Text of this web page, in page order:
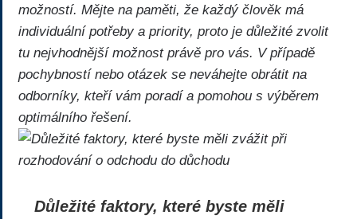
možností. Mějte na paměti, že každý člověk má
individuální potřeby a priority, proto je důležité zvolit
tu nejvhodnější možnost právě pro vás. V případě
pochybností nebo otázek se neváhejte obrátit na
odborníky, kteří vám poradí a pomohou s výběrem
optimálního řešení.
Důležité faktory, které byste měli